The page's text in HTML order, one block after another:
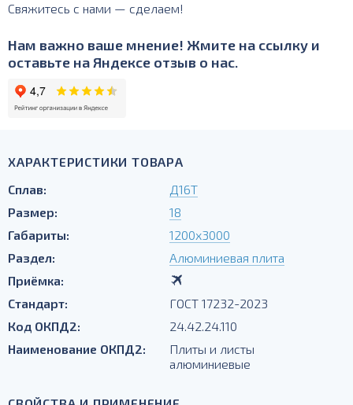
Свяжитесь с нами — сделаем!
Нам важно ваше мнение! Жмите на ссылку и
оставьте на Яндексе отзыв о нас.
ХАРАКТЕРИСТИКИ ТОВАРА
Сплав:
Д16Т
Размер:
18
Габариты:
1200х3000
Раздел:
Алюминиевая плита
Приёмка:
Стандарт:
ГОСТ 17232-2023
Код ОКПД2:
24.42.24.110
Наименование ОКПД2:
Плиты и листы
алюминиевые